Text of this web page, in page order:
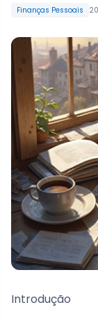
Finanças Pessoais
Introdução